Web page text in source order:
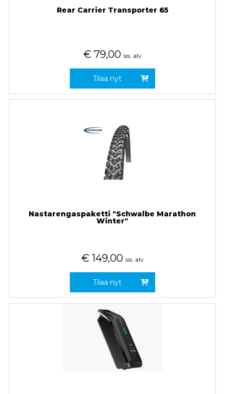
Rear Carrier Transporter 65
€ 79,00 sis. alv
Tilaa nyt
Nastarengaspaketti "Schwalbe Marathon
Winter"
€ 149,00 sis. alv
Tilaa nyt